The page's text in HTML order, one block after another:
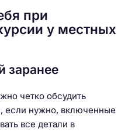
при
у местных
заранее
четко обсудить
если нужно, включенные
все детали в